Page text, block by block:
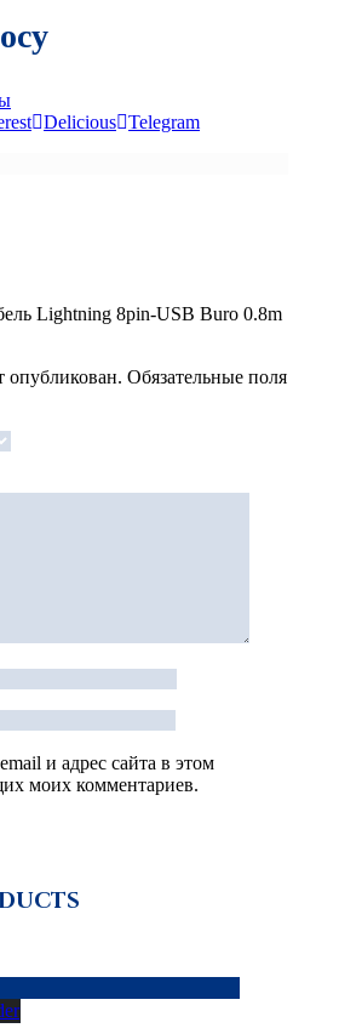
Delicious Telegram
Lightning 8pin-USB Buro 0.8m
опубликован. Обязательные поля
и адрес сайта в этом
моих комментариев.